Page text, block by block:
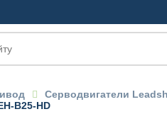
Серводвигатели
B25-HD